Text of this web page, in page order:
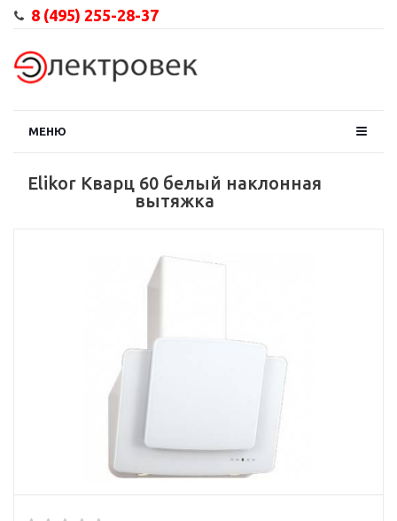
8 (495) 255-28-37
МЕНЮ
Elikor Кварц 60 белый наклонная
вытяжка